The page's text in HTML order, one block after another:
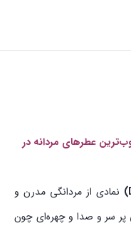
عطرهای مردانه در
نمادی از مردانگی مدرن و
پر سر و صدا و چهره‌ای چون